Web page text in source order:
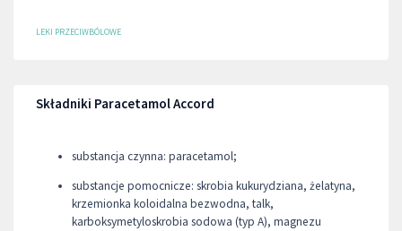
LEKI PRZECIWBÓLOWE
Składniki Paracetamol Accord
substancja czynna: paracetamol;
substancje pomocnicze: skrobia kukurydziana, żelatyna,
krzemionka koloidalna bezwodna, talk,
karboksymetyloskrobia sodowa (typ A), magnezu